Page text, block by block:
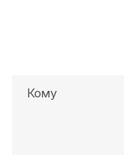
Кому